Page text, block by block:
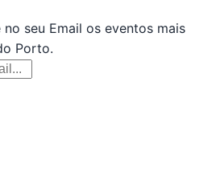
seu Email os eventos mais
Porto.